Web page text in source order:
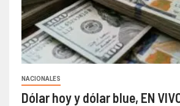
NACIONALES
Dólar hoy y dólar blue, EN